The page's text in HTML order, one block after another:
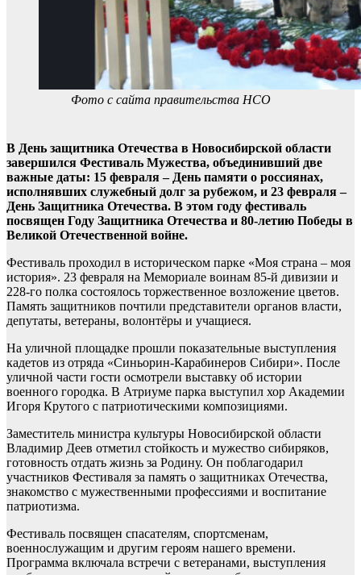
Фото с сайта правительства НСО
В День защитника Отечества в Новосибирской области
завершился Фестиваль Мужества, объединивший две
важные даты: 15 февраля – День памяти о россиянах,
исполнявших служебный долг за рубежом, и 23 февраля –
День Защитника Отечества. В этом году фестиваль
посвящен Году Защитника Отечества и 80-летию Победы в
Великой Отечественной войне.
Фестиваль проходил в историческом парке «Моя страна – моя
история». 23 февраля на Мемориале воинам 85-й дивизии и
228-го полка состоялось торжественное возложение цветов.
Память защитников почтили представители органов власти,
депутаты, ветераны, волонтёры и учащиеся.
На уличной площадке прошли показательные выступления
кадетов из отряда «Синьорин-Карабинеров Сибири». После
уличной части гости осмотрели выставку об истории
военного городка. В Атриуме парка выступил хор Академии
Игоря Крутого с патриотическими композициями.
Заместитель министра культуры Новосибирской области
Владимир Деев отметил стойкость и мужество сибиряков,
готовность отдать жизнь за Родину. Он поблагодарил
участников Фестиваля за память о защитниках Отечества,
знакомство с мужественными профессиями и воспитание
патриотизма.
Фестиваль посвящен спасателям, спортсменам,
военнослужащим и другим героям нашего времени.
Программа включала встречи с ветеранами, выступления